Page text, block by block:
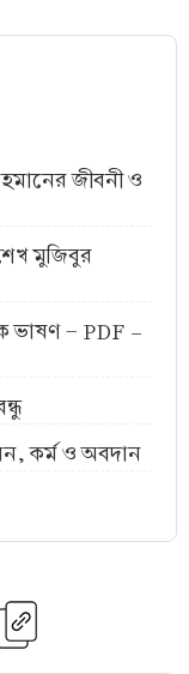
জীবনী ও
মুজিবুর
ভাষণ - PDF -
কর্ম ও অবদান